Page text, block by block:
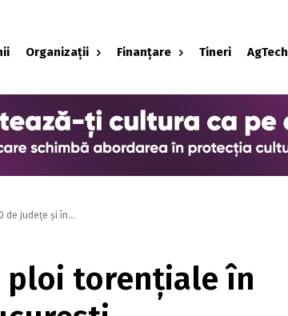
Organizații Finanțare Tineri AgTech
de judeţe şi în...
ploi torenţiale în